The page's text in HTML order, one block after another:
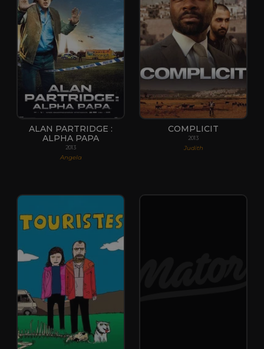
ALAN PARTRIDGE :
ALPHA PAPA
2013
Angela
COMPLICIT
2013
Judith